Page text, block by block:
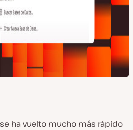
se ha vuelto mucho más rápido